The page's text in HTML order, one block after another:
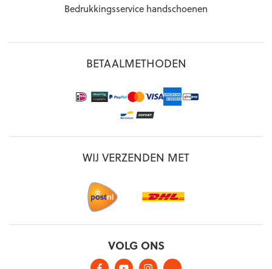
Bedrukkingsservice handschoenen
BETAALMETHODEN
WIJ VERZENDEN MET